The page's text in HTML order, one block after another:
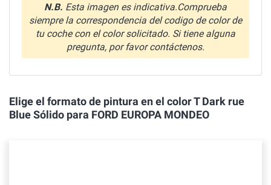
N.B. Esta imagen es indicativa.Comprueba
siempre la correspondencia del codigo de color de
tu coche con el color solicitado. Si tiene alguna
pregunta, por favor contáctenos.
Elige el formato de pintura en el color T Dark rue
Blue Sólido para FORD EUROPA MONDEO